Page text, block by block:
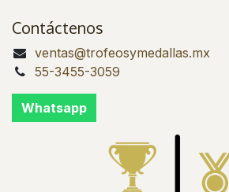
Contáctenos
ventas@trofeosymedallas.mx
55-3455-3059
Whatsapp